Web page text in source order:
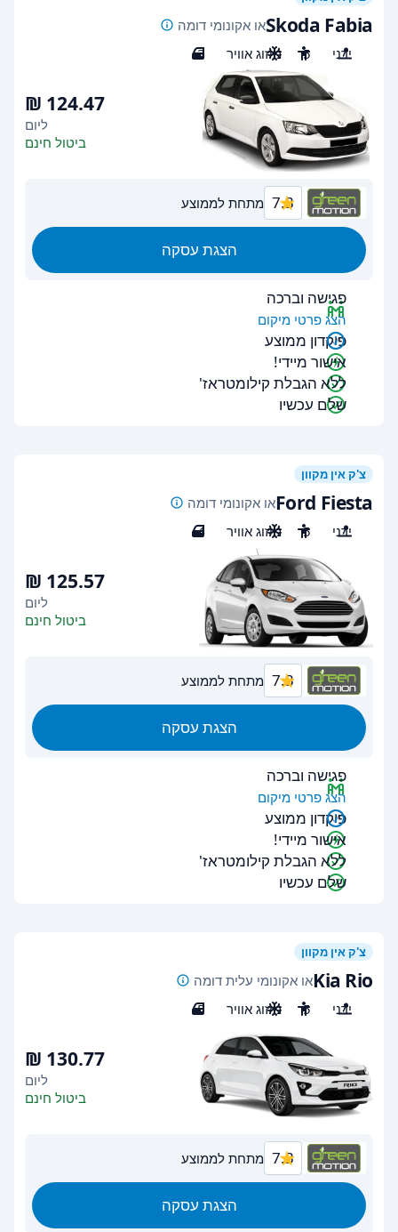
Skoda Fabiaאו אקונומי דומה
ידני
5 מיזוג אוויר 3
ליום
ביטול חינם
7.3 מתחת לממוצע
הצגת עסקה
פגישה וברכה
הצג פרטי מיקום
פיקדון ממוצע
אישור מיידי!
ללא הגבלת קילומטראז'
שלם עכשיו
צ'ק אין מקוון
Ford Fiestaאו אקונומי דומה
ידני
5 מיזוג אוויר 4
ליום
ביטול חינם
7.3 מתחת לממוצע
הצגת עסקה
פגישה וברכה
הצג פרטי מיקום
פיקדון ממוצע
אישור מיידי!
ללא הגבלת קילומטראז'
שלם עכשיו
צ'ק אין מקוון
Kia Rioאו אקונומי עלית דומה
ידני
5 מיזוג אוויר 5
ליום
ביטול חינם
7.3 מתחת לממוצע
הצגת עסקה